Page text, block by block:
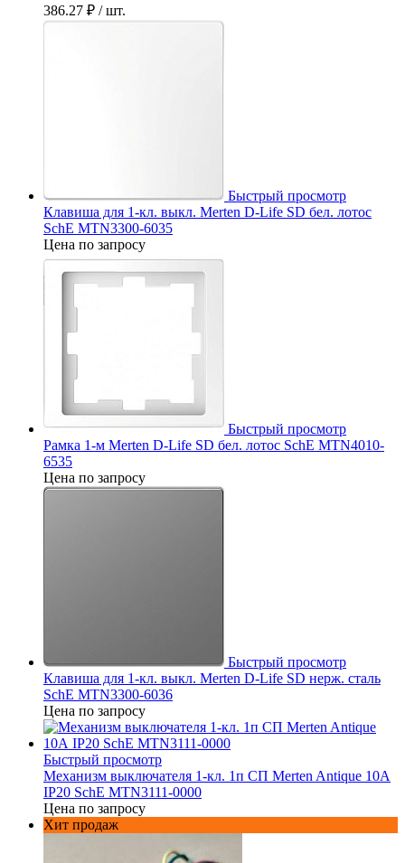
386.27 ₽ / шт.
Быстрый просмотр
Клавиша для 1-кл. выкл. Merten D-Life SD бел. лотос
SchE MTN3300-6035
Цена по запросу
Быстрый просмотр
Рамка 1-м Merten D-Life SD бел. лотос SchE MTN4010-
6535
Цена по запросу
Быстрый просмотр
Клавиша для 1-кл. выкл. Merten D-Life SD нерж. сталь
SchE MTN3300-6036
Цена по запросу
Быстрый просмотр
Механизм выключателя 1-кл. 1п СП Merten Antique 10А
IP20 SchE MTN3111-0000
Цена по запросу
Хит продаж